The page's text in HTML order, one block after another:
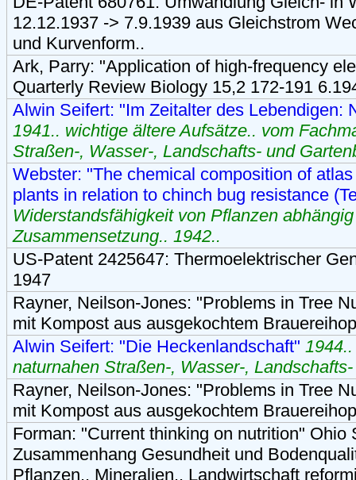
12.12.1937 -> 7.9.1939 aus Gleichstrom
und Kurvenform..
Ark, Parry: "Application of high-frequency
Quarterly Review Biology 15,2 172-191
Alwin Seifert: "Im Zeitalter des Lebendigen:
1941.. wichtige ältere Aufsätze.. vom
Straßen-, Wasser-, Landschafts- und
Webster: "The chemical composition of
plants in relation to chinch bug resistance
Widerstandsfähigkeit von Pflanzen
Zusammensetzung.. 1942..
US-Patent 2425647: Thermoelektrischer
1947
Rayner, Neilson-Jones: "Problems in Tree
mit Kompost aus ausgekochtem
Alwin Seifert: "Die Heckenlandschaft"
naturnahen Straßen-, Wasser-,
Rayner, Neilson-Jones: "Problems in Tree
mit Kompost aus ausgekochtem
Forman: "Current thinking on nutrition" Ohio
Zusammenhang Gesundheit und
Pflanzen.. Mineralien.. Landwirtschaft